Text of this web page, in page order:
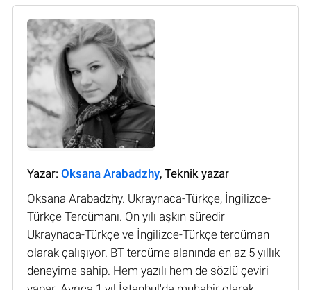
Yazar: Oksana Arabadzhy, Teknik yazar
Oksana Arabadzhy. Ukraynaca-Türkçe, İngilizce-
Türkçe Tercümanı. On yılı aşkın süredir
Ukraynaca-Türkçe ve İngilizce-Türkçe tercüman
olarak çalışıyor. BT tercüme alanında en az 5 yıllık
deneyime sahip. Hem yazılı hem de sözlü çeviri